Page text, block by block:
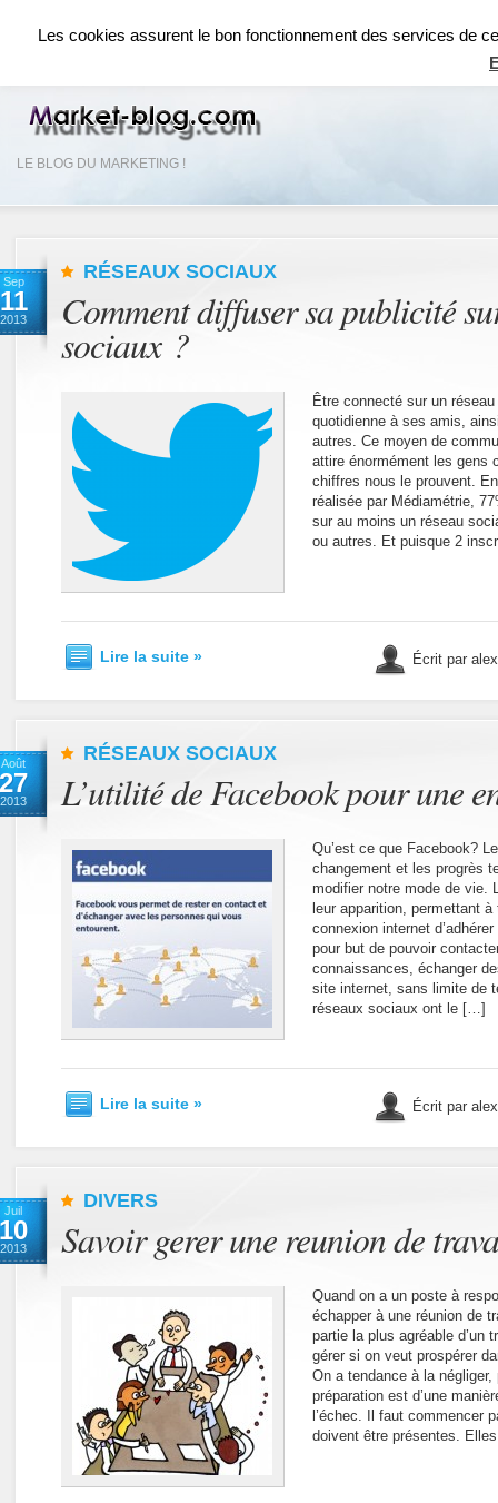
LE BLOG DU MARKETING !
ACCUEIL RÉSEAUX SOCIAUX RÉFÉRENCEMENT SEO
Sep
11
2013
RÉSEAUX SOCIAUX
Comment diffuser sa publicité
sociaux ?
Être connecté sur un
quotidienne à ses amis,
autres. Ce moyen de
attire énormément les gens
chiffres nous le prouvent.
réalisée par Médiamétrie,
sur au moins un réseau
ou autres. Et puisque 2
Lire la suite » Écrit par
Août
27
2013
RÉSEAUX SOCIAUX
L’utilité de Facebook pour une
Qu’est ce que Facebook?
changement et les progrès
modifier notre mode de vie.
leur apparition, permettant
connexion internet
pour but de pouvoir
connaissances, échanger
site internet, sans limite de
réseaux sociaux ont le […]
Lire la suite » Écrit par
Juil
10
2013
DIVERS
Savoir gerer une reunion de
Quand on a un poste à
échapper à une réunion de
partie la plus agréable d’un
gérer si on veut prospérer
On a tendance à la
préparation est d’une
l’échec. Il faut commencer
doivent être présentes.
Les cookies assurent le bon fonctionnement des services de